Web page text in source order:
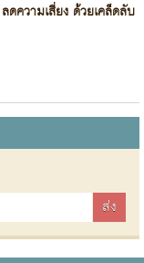
ดความเสี่ยง ด้วยเคล็ดลับ